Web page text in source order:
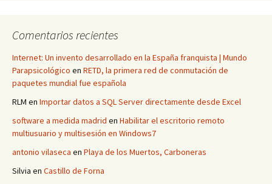
Comentarios recientes
Internet: Un invento desarrollado en la España franquista | Mundo
Parapsicológico en RETD, la primera red de conmutación de
paquetes mundial fue española
RLM en Importar datos a SQL Server directamente desde Excel
software a medida madrid en Habilitar el escritorio remoto
multiusuario y multisesión en Windows7
antonio vilaseca en Playa de los Muertos, Carboneras
Silvia en Castillo de Forna